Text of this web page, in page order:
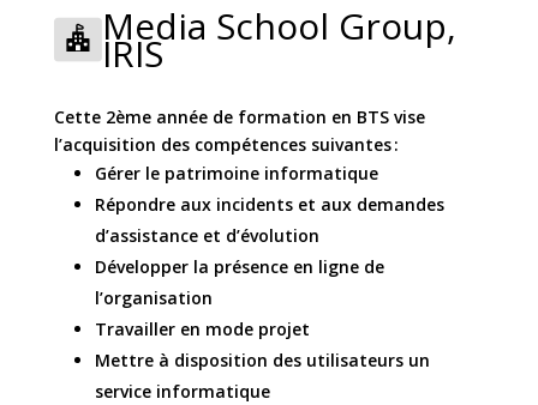
Media School Group,
IRIS
Cette 2ème année de formation en BTS vise
l’acquisition des compétences suivantes :
Gérer le patrimoine informatique
Répondre aux incidents et aux demandes
d’assistance et d’évolution
Développer la présence en ligne de
l’organisation
Travailler en mode projet
Mettre à disposition des utilisateurs un
service informatique